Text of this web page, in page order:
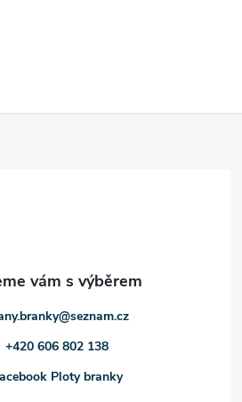
@seznam.cz
+420 606 802 138
Ploty branky